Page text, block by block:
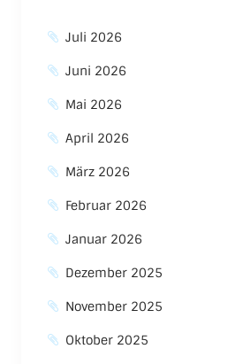
Juli 2026
Juni 2026
Mai 2026
April 2026
März 2026
Februar 2026
Januar 2026
Dezember 2025
November 2025
Oktober 2025